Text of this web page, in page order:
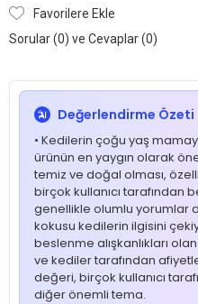
Favorilere Ekle
Sorular (0) ve Cevaplar (0)
Değerlendirme Özeti
• Kedilerin çoğu yaş
ürünün en yaygın olarak
temiz ve doğal olması,
birçok kullanıcı tarafından
genellikle olumlu yorumlar
kokusu kedilerin ilgisini
beslenme alışkanlıkları
ve kediler tarafından
değeri, birçok kullanıcı
diğer önemli tema.